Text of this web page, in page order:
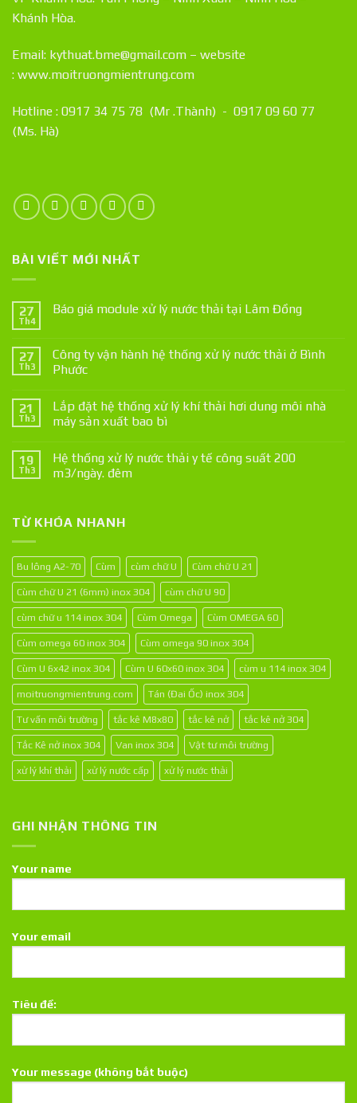
Khánh Hòa.
Email: kythuat.bme@gmail.com – website
: www.moitruongmientrung.com
Hotline : 0917 34 75 78 (Mr .Thành) - 0917 09 60 77
(Ms. Hà)
BÀI VIẾT MỚI NHẤT
27
Th4
Báo giá module xử lý nước thải tại Lâm Đồng
27
Th3
Công ty vận hành hệ thống xử lý nước thải ở Bình
Phước
21
Th3
Lắp đặt hệ thống xử lý khí thải hơi dung môi nhà
máy sản xuất bao bì
19
Th3
Hệ thống xử lý nước thải y tế công suất 200
m3/ngày. đêm
TỪ KHÓA NHANH
Bu lông A2-70 Cùm cùm chữ U Cùm chữ U 21
Cùm chữ U 21 (6mm) inox 304 cùm chữ U 90
cùm chữ u 114 inox 304 Cùm Omega Cùm OMEGA 60
Cùm omega 60 inox 304 Cùm omega 90 inox 304
Cùm U 6x42 inox 304 Cùm U 60x60 inox 304 cùm u 114 inox 304
moitruongmientrung.com Tán (Đai Ốc) inox 304
Tư vấn môi trường tắc kê M8x80 tắc kê nở tắc kê nở 304
Tắc Kê nở inox 304 Van inox 304 Vật tư môi trường
xử lý khí thải xử lý nước cấp xử lý nước thải
GHI NHẬN THÔNG TIN
Your name
Your email
Tiêu đề:
Your message (không bắt buộc)